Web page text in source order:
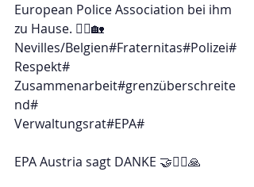
European Police Association bei ihm
zu Hause. 👮‍♂️🏡
Nevilles/Belgien#Fraternitas#Polizei#
Respekt#
Zusammenarbeit#grenzüberschreite
nd#
Verwaltungsrat#EPA#
EPA Austria sagt DANKE 🤝👮‍♂️🙏